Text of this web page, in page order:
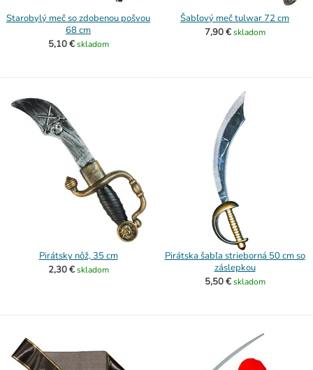
Starobylý meč so zdobenou pošvou
68 cm
5,10 € skladom
Šabľový meč tulwar 72 cm
7,90 € skladom
Pirátsky nôž, 35 cm
2,30 € skladom
Pirátska šabľa strieborná 50 cm so
záslepkou
5,50 € skladom